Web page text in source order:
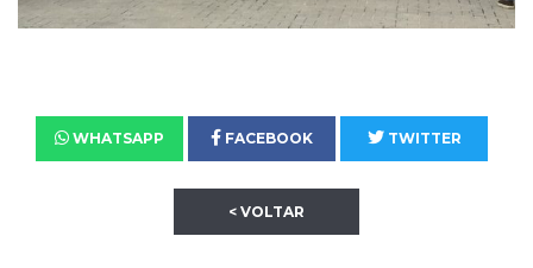
WHATSAPP FACEBOOK TWITTER
< VOLTAR